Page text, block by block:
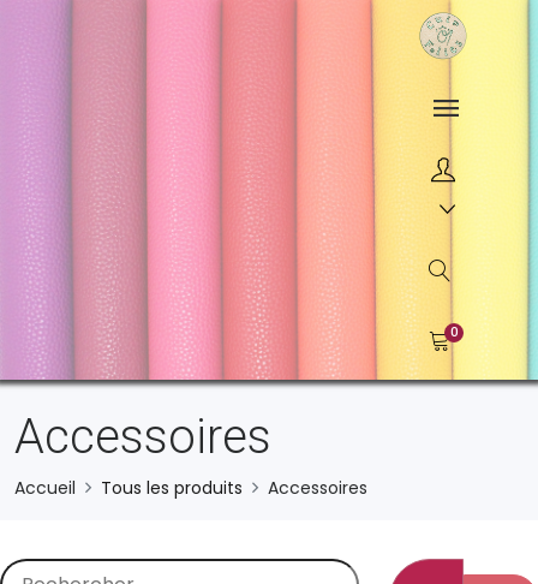
0
Accessoires
Accueil Tous les produits Accessoires